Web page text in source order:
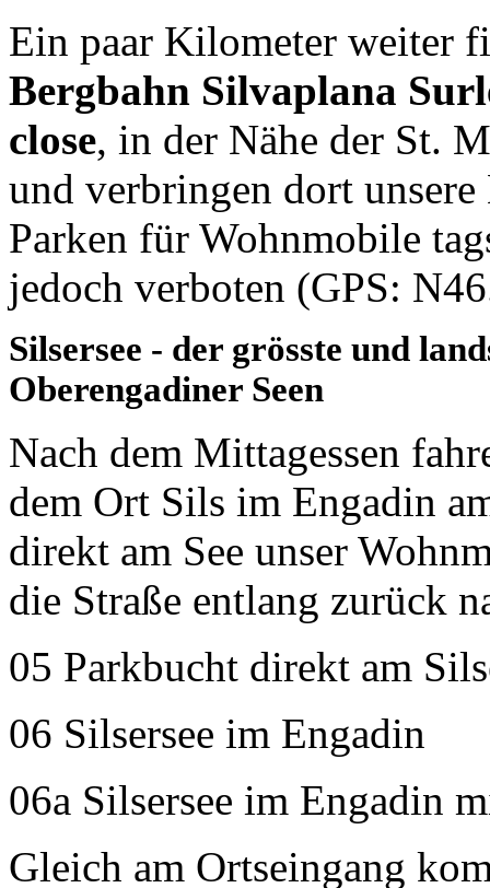
Ein paar Kilometer weiter
Bergbahn Silvaplana
close, in der Nähe der St.
und verbringen dort
Parken für Wohnmobile
jedoch verboten (GPS:
Silsersee - der grösste und
Oberengadiner Seen
Nach dem Mittagessen
dem Ort Sils im Engadin
direkt am See unser
die Straße entlang zurück
05 Parkbucht direkt am
06 Silsersee im Engadin
06a Silsersee im Engadin
Gleich am Ortseingang